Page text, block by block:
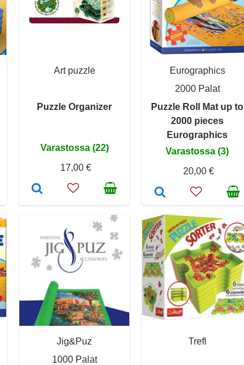
Art puzzle
Puzzle Organizer
Varastossa (22)
17,00 €
Eurographics
2000 Palat
Puzzle Roll Mat up to
2000 pieces
Eurographics
Varastossa (3)
20,00 €
Jig&Puz
1000 Palat
Trefl